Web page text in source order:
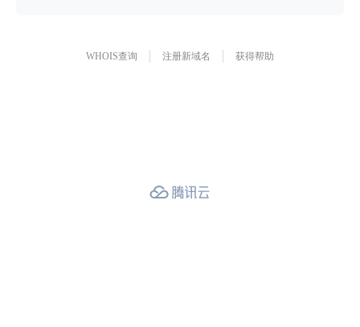
WHOIS查询 注册新域名 获得帮助